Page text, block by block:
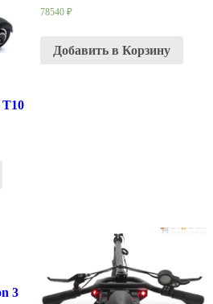
T10
78540 ₽
Добавить в Корзину
3